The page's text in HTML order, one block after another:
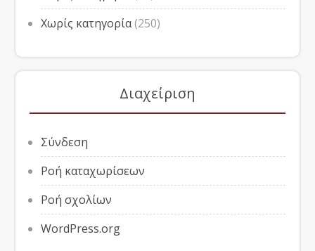
Χωρίς κατηγορία(250)
Διαχείριση
Σύνδεση
Ροή καταχωρίσεων
Ροή σχολίων
WordPress.org